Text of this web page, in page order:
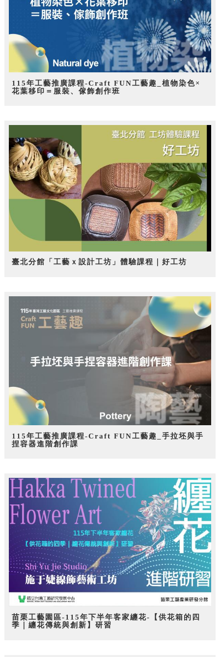
115年工藝推廣課程-Craft FUN工藝趣_植物染色×
花葉移印＝服裝、傢飾創作班
臺北分館「工藝ｘ設計工坊」體驗課程｜好工坊
115年工藝推廣課程-Craft FUN工藝趣_手拉坯與手
捏容器進階創作課
苗栗工藝園區-115年下半年客家纏花-【供花箱的四
季｜纏花傳統與創新】研習